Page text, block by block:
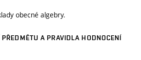
obecné algebry.
A PRAVIDLA HODNOCENÍ